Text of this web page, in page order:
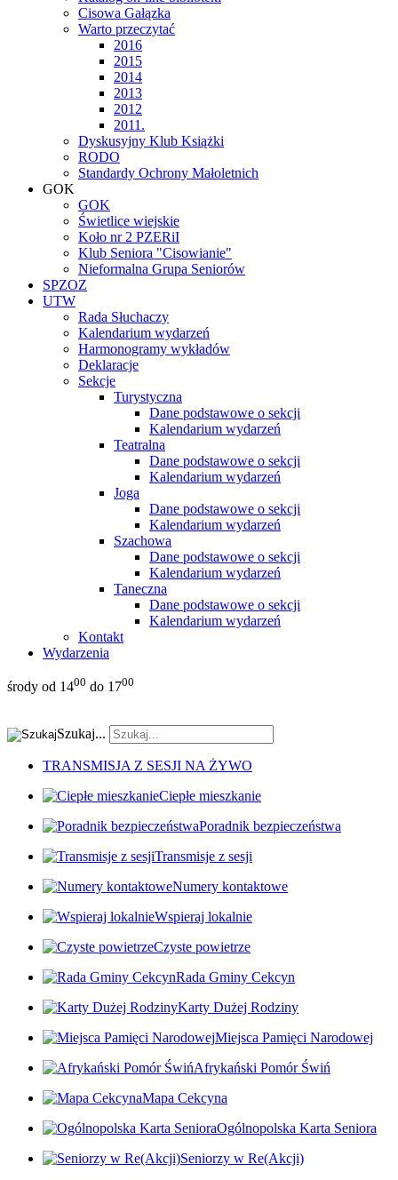
Cisowa Gałązka
Warto przeczytać
2016
2015
2014
2013
2012
2011.
Dyskusyjny Klub Książki
RODO
Standardy Ochrony Małoletnich
GOK
GOK
Świetlice wiejskie
Koło nr 2 PZERiI
Klub Seniora "Cisowianie"
Nieformalna Grupa Seniorów
SPZOZ
UTW
Rada Słuchaczy
Kalendarium wydarzeń
Harmonogramy wykładów
Deklaracje
Sekcje
Turystyczna
Dane podstawowe o sekcji
Kalendarium wydarzeń
Teatralna
Dane podstawowe o sekcji
Kalendarium wydarzeń
Joga
Dane podstawowe o sekcji
Kalendarium wydarzeń
Szachowa
Dane podstawowe o sekcji
Kalendarium wydarzeń
Taneczna
Dane podstawowe o sekcji
Kalendarium wydarzeń
Kontakt
Wydarzenia
środy od 1400 do 1700
Szukaj...
TRANSMISJA Z SESJI NA ŻYWO
Ciepłe mieszkanie
Poradnik bezpieczeństwa
Transmisje z sesji
Numery kontaktowe
Wspieraj lokalnie
Czyste powietrze
Rada Gminy Cekcyn
Karty Dużej Rodziny
Miejsca Pamięci Narodowej
Afrykański Pomór Świń
Mapa Cekcyna
Ogólnopolska Karta Seniora
Seniorzy w Re(Akcji)